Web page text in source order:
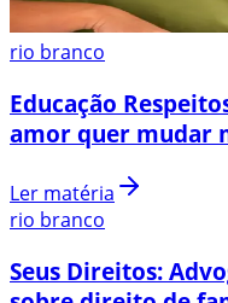
rio branco
Educação
amor quer mudar
Ler matéria
rio branco
Seus Direitos: